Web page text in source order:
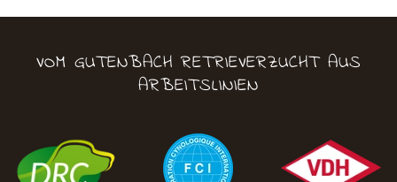
VOM GUTENBACH RETRIEVERZUCHT AUS
ARBEITSLINIEN